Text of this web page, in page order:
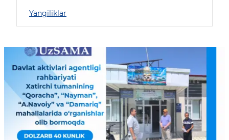
Yangiliklar